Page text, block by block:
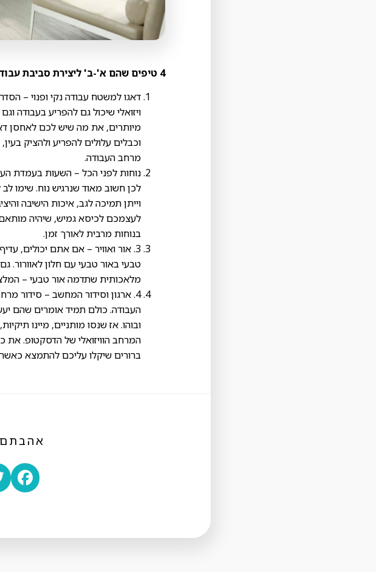
4 טיפים שהם א'-ב' ליצירת סביבת עבודה ביתית שתהיה נוחה, נעימה ותתרום לפרודוקטיביות
דאגו למשטח עבודה נקי ופנוי –
ויזואלי שיכול גם להפריע בעבודה
מיותרים, את מה שיש לכם לאחסן
וכבלים עלולים להפריע ולהציק
מרחב העבודה.
נוחות לפני הכל – השעות בעמדת
לכן חשוב מאוד שנרגיש נוח. שימו
וייתן תמיכה לגב, איכות הישיבה
לעצמכם לכיסא גמיש, שיהיה
בנוחות מרבית לאורך זמן.
3. אור ואוויר – אם אתם יכולים,
טבעי באור טבעי עם חלון לאוורור.
מלאכותית שתדמה אור טבעי –
4. ארגון וסידור המחשב – סידור
העבודה. כולם תמיד אומרים שהם
ובוהו. אז שנסו מותניים, מיינו
המרחב הוויזואלי של הדסקטופ. את
ברורים שיקלו עליכם להתמצא